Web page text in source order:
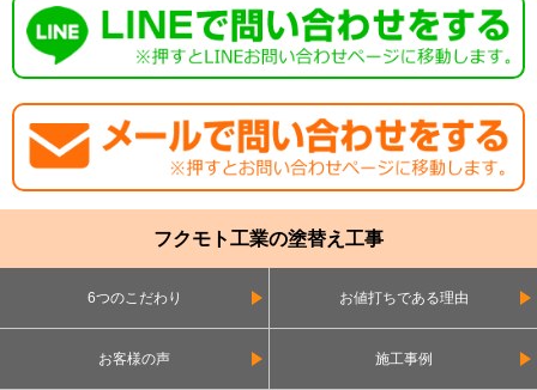
フクモト工業の塗替え工事
6つのこだわり お値打ちである理由
お客様の声 施工事例